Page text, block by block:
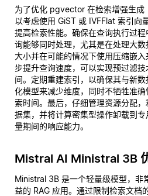
为了优化 pgvector 在检索增强生成
以考虑使用 GiST 或 IVFFlat 索引向
提高检索性能。确保在查询执行过
询能够同时处理，尤其是在处理大
大小并在可能的情况下使用压缩嵌
步提升查询速度，可以实现预过滤
间。定期重建索引，以确保其与新
化模型来减少维度，同时不牺牲准
索时间。最后，仔细管理资源分配
据集，并将计算密集型操作卸载到
量期间的响应能力。
Mistral AI Ministral 3B
Ministral 3B 是一个轻量级模型，非
益的 RAG 应用。通过限制检索文档